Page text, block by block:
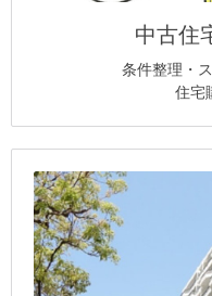
中古住
条件整理・
住宅